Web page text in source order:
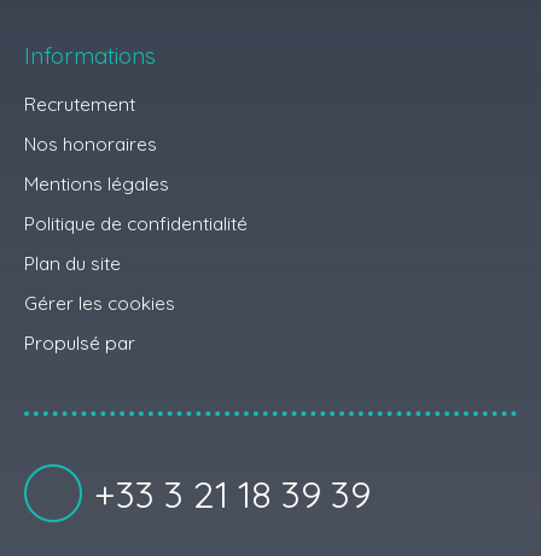
Informations
Recrutement
Nos honoraires
Mentions légales
Politique de confidentialité
Plan du site
Gérer les cookies
Propulsé par
+33 3 21 18 39 39